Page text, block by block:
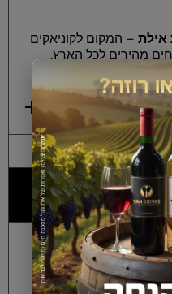
אילת – המקום לקוניאקים
מהירים לכל הארץ.
אותנו?
לזיופים, מאושר על